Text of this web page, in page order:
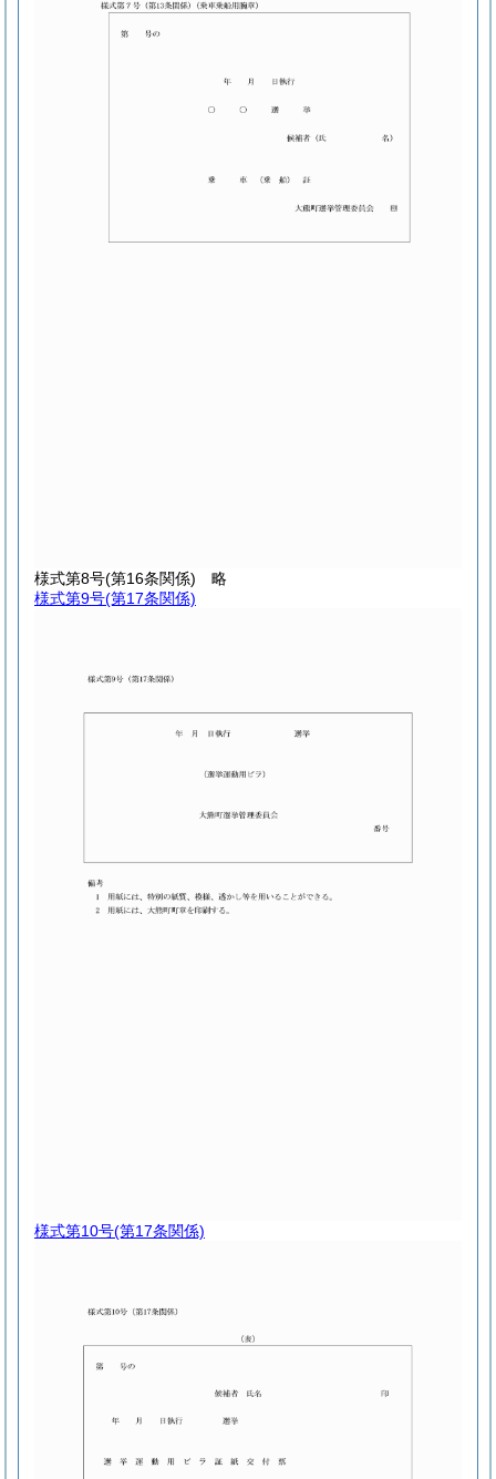
様式第8号(第16条関係) 略
様式第9号(第17条関係)
様式第10号(第17条関係)